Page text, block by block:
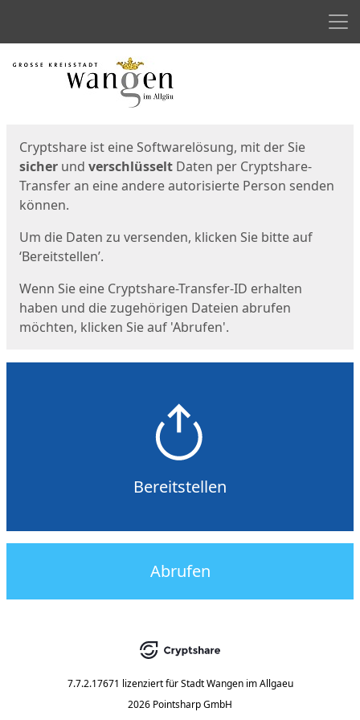
Start
Cryptshare ist eine Softwarelösung, mit der Sie
sicher und verschlüsselt Daten per Cryptshare-
Transfer an eine andere autorisierte Person senden
können.
Um die Daten zu versenden, klicken Sie bitte auf
‘Bereitstellen’.
Wenn Sie eine Cryptshare-Transfer-ID erhalten
haben und die zugehörigen Dateien abrufen
möchten, klicken Sie auf 'Abrufen'.
Bereitstellen
Abrufen
7.7.2.17671 lizenziert für Stadt Wangen im Allgaeu
2026 Pointsharp GmbH